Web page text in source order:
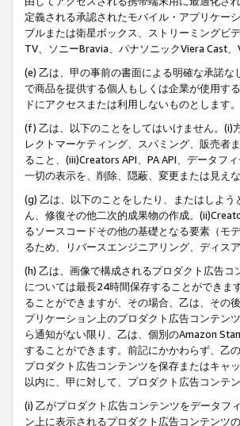
定義される承認されたモバイル・アプリケー
ブルまたは衛星ボックス、ストリーミングビ
TV、ソニーBravia、パナソニックViera Cast
(e) 乙は、甲の事前の書面による明確な承諾
で商品を提供する個人もしくは企業が使用す
ドにアクセスまたは利用しないものとします。
(f) 乙は、以下のことをしてはいけません。(i)
レクトマーケティング、スパミング、販売者
ること、(iii)Creators API、PA API、データフ
一切の表示を、削除、隠蔽、変更または見え
(g) 乙は、以下のことをしたり、またはしよ
ん、修復その他二次的成果物の作成。
るソースコードその他の基礎となる要素（モ
るため、リバースエンジニアリング、ディス
(h) 乙は、画像で構成されるプロダクト広告
については最長24時間保存することができま
ることができますが、その場合、乙は、その
プリケーション上のプロダクト広告コンテン
ら通知がない限り、乙は、個別のAmazon
することができます。前記にかかわらず、乙
プロダクト広告コンテンツを保存またはキャ
以内に、甲に対して、プロダクト広告コンテ
(i) 乙がプロダクト広告コンテンツをデータフ
ン上に表示されるプロダクト広告コンテンツ